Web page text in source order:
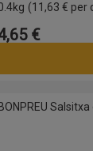
(11,63 € per
€
de la Plana de
BONPREU